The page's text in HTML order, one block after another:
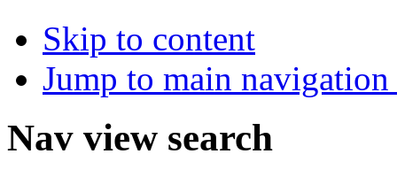
Skip to content
Jump to main
Nav view search